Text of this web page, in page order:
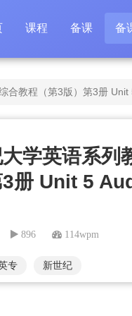
课程 备课 备
合教程（第3版）第3册 Unit
学英语系列
3册 Unit 5
896 114wpm
专 新世纪